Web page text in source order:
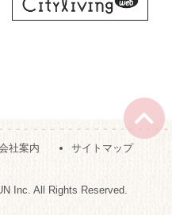
社案内 サイトマップ
Inc. All Rights Reserved.